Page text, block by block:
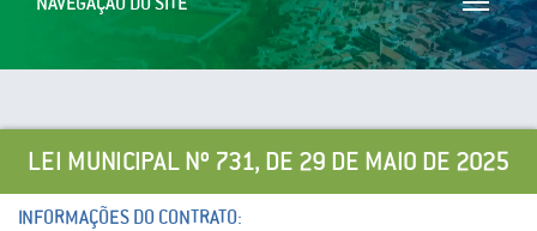
Toggle
LEI MUNICIPAL Nº 731, DE 29 DE MAIO DE 2025
INFORMAÇÕES DO CONTRATO: